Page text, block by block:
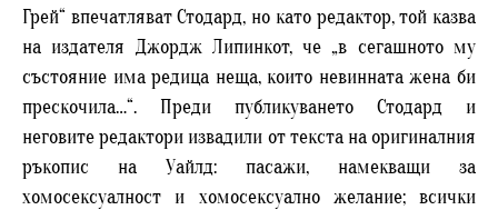
Грей“ впечатляват Стодард, но като редактор, той казва
на издателя Джордж Липинкот, че „в сегашното му
състояние има редица неща, които невинната жена би
прескочила…“. Преди публикуването Стодард и
неговите редактори извадили от текста на оригиналния
ръкопис на Уайлд: пасажи, намекващи за
хомосексуалност и хомосексуално желание; всички